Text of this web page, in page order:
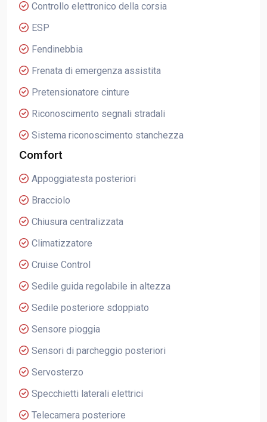
Controllo elettronico della corsia
ESP
Fendinebbia
Frenata di emergenza assistita
Pretensionatore cinture
Riconoscimento segnali stradali
Sistema riconoscimento stanchezza
Comfort
Appoggiatesta posteriori
Bracciolo
Chiusura centralizzata
Climatizzatore
Cruise Control
Sedile guida regolabile in altezza
Sedile posteriore sdoppiato
Sensore pioggia
Sensori di parcheggio posteriori
Servosterzo
Specchietti laterali elettrici
Telecamera posteriore